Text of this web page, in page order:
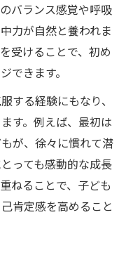
バランス感覚や呼吸
力が自然と養われま
受けることで、初め
できます。
する経験にもなり、
す。例えば、最初は
が、徐々に慣れて潜
っても感動的な成長
ねることで、子ども
肯定感を高めること